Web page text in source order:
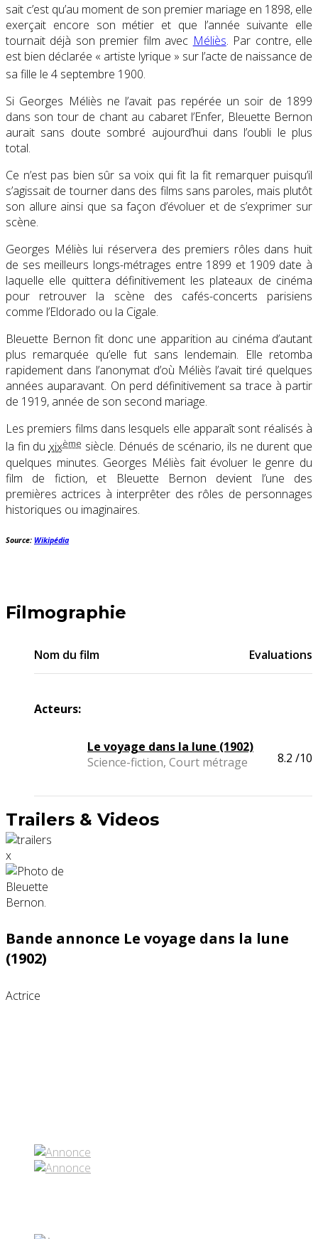
sait c’est qu’au moment de son premier mariage en 1898, elle
exerçait encore son métier et que l’année suivante elle
tournait déjà son premier film avec Méliès. Par contre, elle
est bien déclarée « artiste lyrique » sur l’acte de naissance de
sa fille le 4 septembre 1900.
Si Georges Méliès ne l’avait pas repérée un soir de 1899
dans son tour de chant au cabaret l’Enfer, Bleuette Bernon
aurait sans doute sombré aujourd’hui dans l’oubli le plus
total.
Ce n’est pas bien sûr sa voix qui fit la fit remarquer puisqu’il
s’agissait de tourner dans des films sans paroles, mais plutôt
son allure ainsi que sa façon d’évoluer et de s’exprimer sur
scène.
Georges Méliès lui réservera des premiers rôles dans huit
de ses meilleurs longs-métrages entre 1899 et 1909 date à
laquelle elle quittera définitivement les plateaux de cinéma
pour retrouver la scène des cafés-concerts parisiens
comme l’Eldorado ou la Cigale.
Bleuette Bernon fit donc une apparition au cinéma d’autant
plus remarquée qu’elle fut sans lendemain. Elle retomba
rapidement dans l’anonymat d’où Méliès l’avait tiré quelques
années auparavant. On perd définitivement sa trace à partir
de 1919, année de son second mariage.
Les premiers films dans lesquels elle apparaît sont réalisés à
la fin du xixème siècle. Dénués de scénario, ils ne durent que
quelques minutes. Georges Méliès fait évoluer le genre du
film de fiction, et Bleuette Bernon devient l’une des
premières actrices à interprêter des rôles de personnages
historiques ou imaginaires.
Source: Wikipédia
Filmographie
Nom du film Evaluations
Acteurs:
Le voyage dans la lune (1902)
Science-fiction, Court métrage
8.2 /10
Trailers & Videos
x
Bande annonce Le voyage dans la lune
(1902)
Actrice